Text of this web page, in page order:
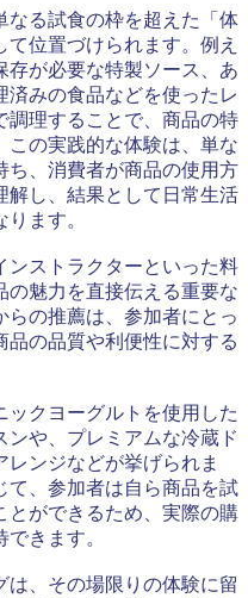
なる試食の枠を超えた「体
位置づけられます。例え
存が必要な特製ソース、あ
済みの食品などを使ったレ
調理することで、商品の特
この実践的な体験は、単な
ち、消費者が商品の使用方
解し、結果として日常生活
ます。
ンストラクターといった料
の魅力を直接伝える重要な
の推薦は、参加者にとっ
品の品質や利便性に対する
クヨーグルトを使用した
や、プレミアムな冷蔵ド
ンジなどが挙げられま
て、参加者は自ら商品を試
とができるため、実際の購
きます。
は、その場限りの体験に留